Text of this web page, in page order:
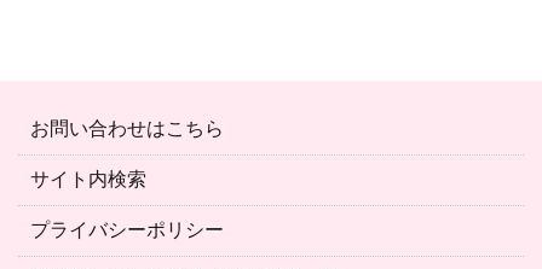
お問い合わせはこちら
サイト内検索
プライバシーポリシー